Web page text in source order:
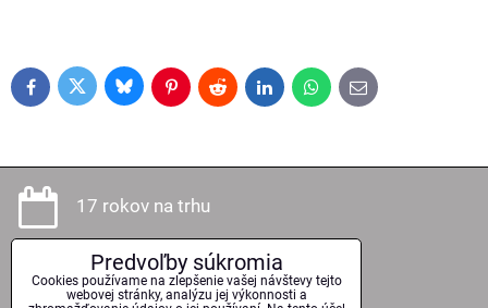
FacebookTwitter BlueskyPinterestReddit LinkedInWhatsApp
E-
mail
17 rokov na trhu
Odborné poradenstvo
Predvoľby súkromia
Cookies používame na zlepšenie vašej návštevy tejto
webovej stránky, analýzu jej výkonnosti a